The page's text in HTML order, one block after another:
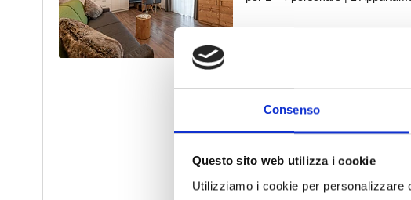
Consenso
Questo sito web utilizza i cookie
Utilizziamo i cookie per personalizzare